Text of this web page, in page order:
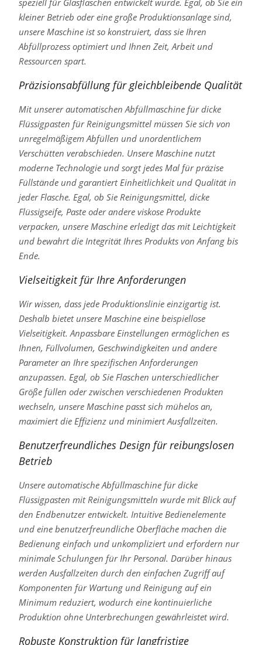
speziell für Glasflaschen entwickelt wurde. Egal, ob Sie ein
kleiner Betrieb oder eine große Produktionsanlage sind,
unsere Maschine ist so konstruiert, dass sie Ihren
Abfüllprozess optimiert und Ihnen Zeit, Arbeit und
Ressourcen spart.
Präzisionsabfüllung für gleichbleibende Qualität
Mit unserer automatischen Abfüllmaschine für dicke
Flüssigpasten für Reinigungsmittel müssen Sie sich von
unregelmäßigem Abfüllen und unordentlichem
Verschütten verabschieden. Unsere Maschine nutzt
moderne Technologie und sorgt jedes Mal für präzise
Füllstände und garantiert Einheitlichkeit und Qualität in
jeder Flasche. Egal, ob Sie Reinigungsmittel, dicke
Flüssigseife, Paste oder andere viskose Produkte
verpacken, unsere Maschine erledigt das mit Leichtigkeit
und bewahrt die Integrität Ihres Produkts von Anfang bis
Ende.
Vielseitigkeit für Ihre Anforderungen
Wir wissen, dass jede Produktionslinie einzigartig ist.
Deshalb bietet unsere Maschine eine beispiellose
Vielseitigkeit. Anpassbare Einstellungen ermöglichen es
Ihnen, Füllvolumen, Geschwindigkeiten und andere
Parameter an Ihre spezifischen Anforderungen
anzupassen. Egal, ob Sie Flaschen unterschiedlicher
Größe füllen oder zwischen verschiedenen Produkten
wechseln, unsere Maschine passt sich mühelos an,
maximiert die Effizienz und minimiert Ausfallzeiten.
Benutzerfreundliches Design für reibungslosen
Betrieb
Unsere automatische Abfüllmaschine für dicke
Flüssigpasten mit Reinigungsmitteln wurde mit Blick auf
den Endbenutzer entwickelt. Intuitive Bedienelemente
und eine benutzerfreundliche Oberfläche machen die
Bedienung einfach und unkompliziert und erfordern nur
minimale Schulungen für Ihr Personal. Darüber hinaus
werden Ausfallzeiten durch den einfachen Zugriff auf
Komponenten für Wartung und Reinigung auf ein
Minimum reduziert, wodurch eine kontinuierliche
Produktion ohne Unterbrechungen gewährleistet wird.
Robuste Konstruktion für langfristige